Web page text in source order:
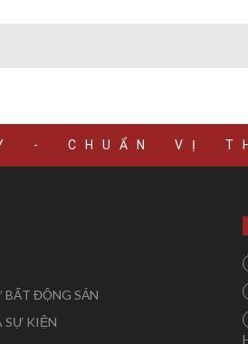
- CHUẨN VỊ
ĐỘNG SẢN
SỰ KIỆN